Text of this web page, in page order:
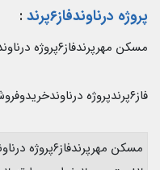
پروژه درناوندفاز۶پرند :
مسکن مهرپرندفاز۶پروژه درناوند
فاز۶پرندپروژه درناوندخریدوفروش آپارتمان
مسکن مهرپرندفاز۶پروژه درناوند